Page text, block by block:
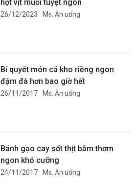
hột vịt muối tuyệt ngon
26/12/2023 Ms. Ăn uống
Bí quyết món cá kho riềng ngon
đậm đà hơn bao giờ hết
26/11/2017 Ms. Ăn uống
Bánh gạo cay sốt thịt bằm thơm
ngon khó cưỡng
24/11/2017 Ms. Ăn uống